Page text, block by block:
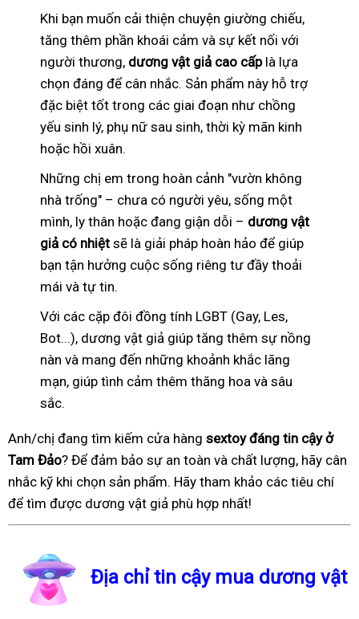
Khi bạn muốn cải thiện chuyện giường chiếu,
tăng thêm phần khoái cảm và sự kết nối với
người thương, dương vật giả cao cấplà lựa
chọn đáng để cân nhắc. Sản phẩm này hỗ trợ
đặc biệt tốt trong các giai đoạn như chồng
yếu sinh lý, phụ nữ sau sinh, thời kỳ mãn kinh
hoặc hồi xuân.
Những chị em trong hoàn cảnh "vườn không
nhà trống" – chưa có người yêu, sống một
mình, ly thân hoặc đang giận dỗi – dương vật
giả có nhiệt sẽ là giải pháp hoàn hảo để giúp
bạn tận hưởng cuộc sống riêng tư đầy thoải
mái và tự tin.
Với các cặp đôi đồng tính LGBT (Gay, Les,
Bot...), dương vật giả giúp tăng thêm sự nồng
nàn và mang đến những khoảnh khắc lãng
mạn, giúp tình cảm thêm thăng hoa và sâu
sắc.
Anh/chị đang tìm kiếm cửa hàng sextoy đáng tin cậy ở
Tam Đảo? Để đảm bảo sự an toàn và chất lượng, hãy cân
nhắc kỹ khi chọn sản phẩm. Hãy tham khảo các tiêu chí
để tìm được dương vật giả phù hợp nhất!
Địa chỉ tin cậy mua dương vật